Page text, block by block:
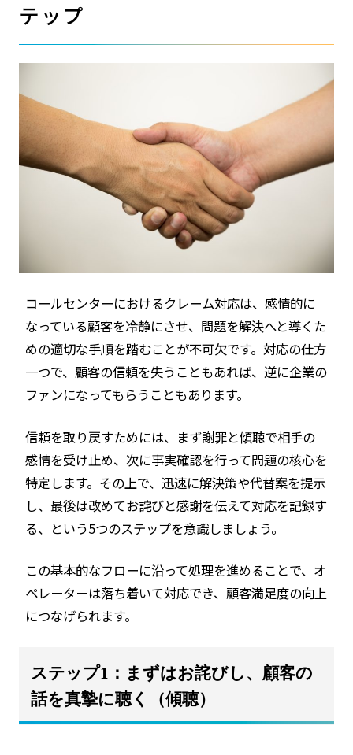
テップ
コールセンターにおけるクレーム対応は、感情的に
なっている顧客を冷静にさせ、問題を解決へと導くた
めの適切な手順を踏むことが不可欠です。対応の仕方
一つで、顧客の信頼を失うこともあれば、逆に企業の
ファンになってもらうこともあります。
信頼を取り戻すためには、まず謝罪と傾聴で相手の
感情を受け止め、次に事実確認を行って問題の核心を
特定します。その上で、迅速に解決策や代替案を提示
し、最後は改めてお詫びと感謝を伝えて対応を記録す
る、という5つのステップを意識しましょう。
この基本的なフローに沿って処理を進めることで、オ
ペレーターは落ち着いて対応でき、顧客満足度の向上
につなげられます。
ステップ1：まずはお詫びし、顧客の
話を真摯に聴く（傾聴）